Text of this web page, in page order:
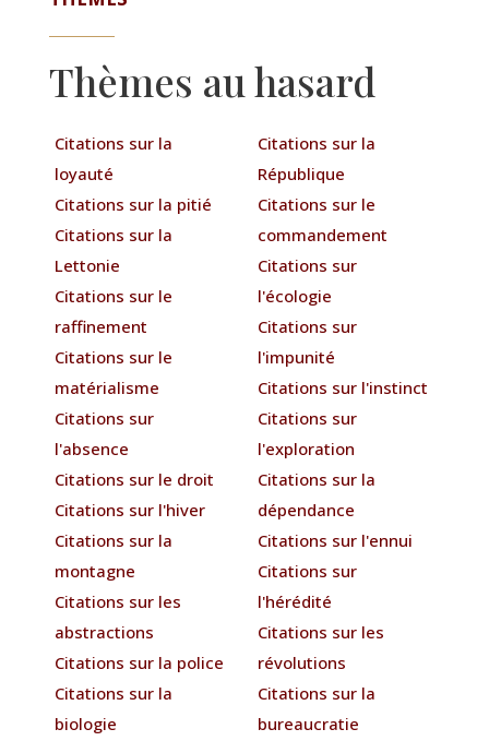
Thèmes au hasard
Citations sur la
loyauté
Citations sur la pitié
Citations sur la
Lettonie
Citations sur le
raffinement
Citations sur le
matérialisme
Citations sur
l'absence
Citations sur le droit
Citations sur l'hiver
Citations sur la
montagne
Citations sur les
abstractions
Citations sur la police
Citations sur la
biologie
Citations sur la
République
Citations sur le
commandement
Citations sur
l'écologie
Citations sur
l'impunité
Citations sur l'instinct
Citations sur
l'exploration
Citations sur la
dépendance
Citations sur l'ennui
Citations sur
l'hérédité
Citations sur les
révolutions
Citations sur la
bureaucratie